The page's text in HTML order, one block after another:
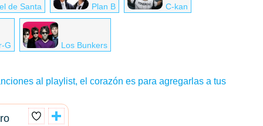
de Santa Plan B C-kan
G Los Bunkers
al playlist, el corazón es para agregarlas a tus